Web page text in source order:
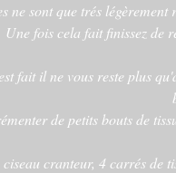
ne sont que trés
Une fois cela fait finissez de
fait il ne vous reste plus
de petits bouts de
cranteur, 4 carrés de